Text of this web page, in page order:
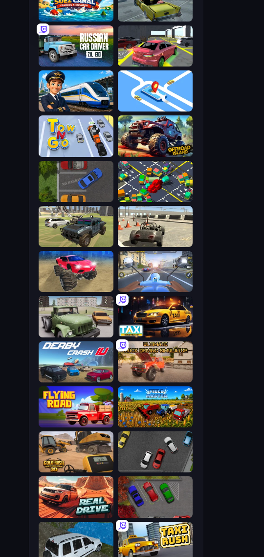
Freak Taxi Simulator
Suez Canal Training Simulator
Garage Parking
Russian Car Driver ZIL 130
Drive Taxi
Idle Train Empire Tycoon
Offroad Island
Tow N Go
Slightly Annoying Traffic
Parking Space
Free Rally
4x4 Offroader
Moto Racing Club
Taxi Driver: Master
Truck Driver Easy Road
Ultimate Truck Driving Simulator 2020
Derby Crash 4
Field Master
Flying Road
Time to Park
Gold Rush: Gold Simulator 3D
OK Parking
Real Drive 3D Parking Games